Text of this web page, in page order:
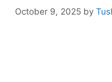
October 9, 2025 by